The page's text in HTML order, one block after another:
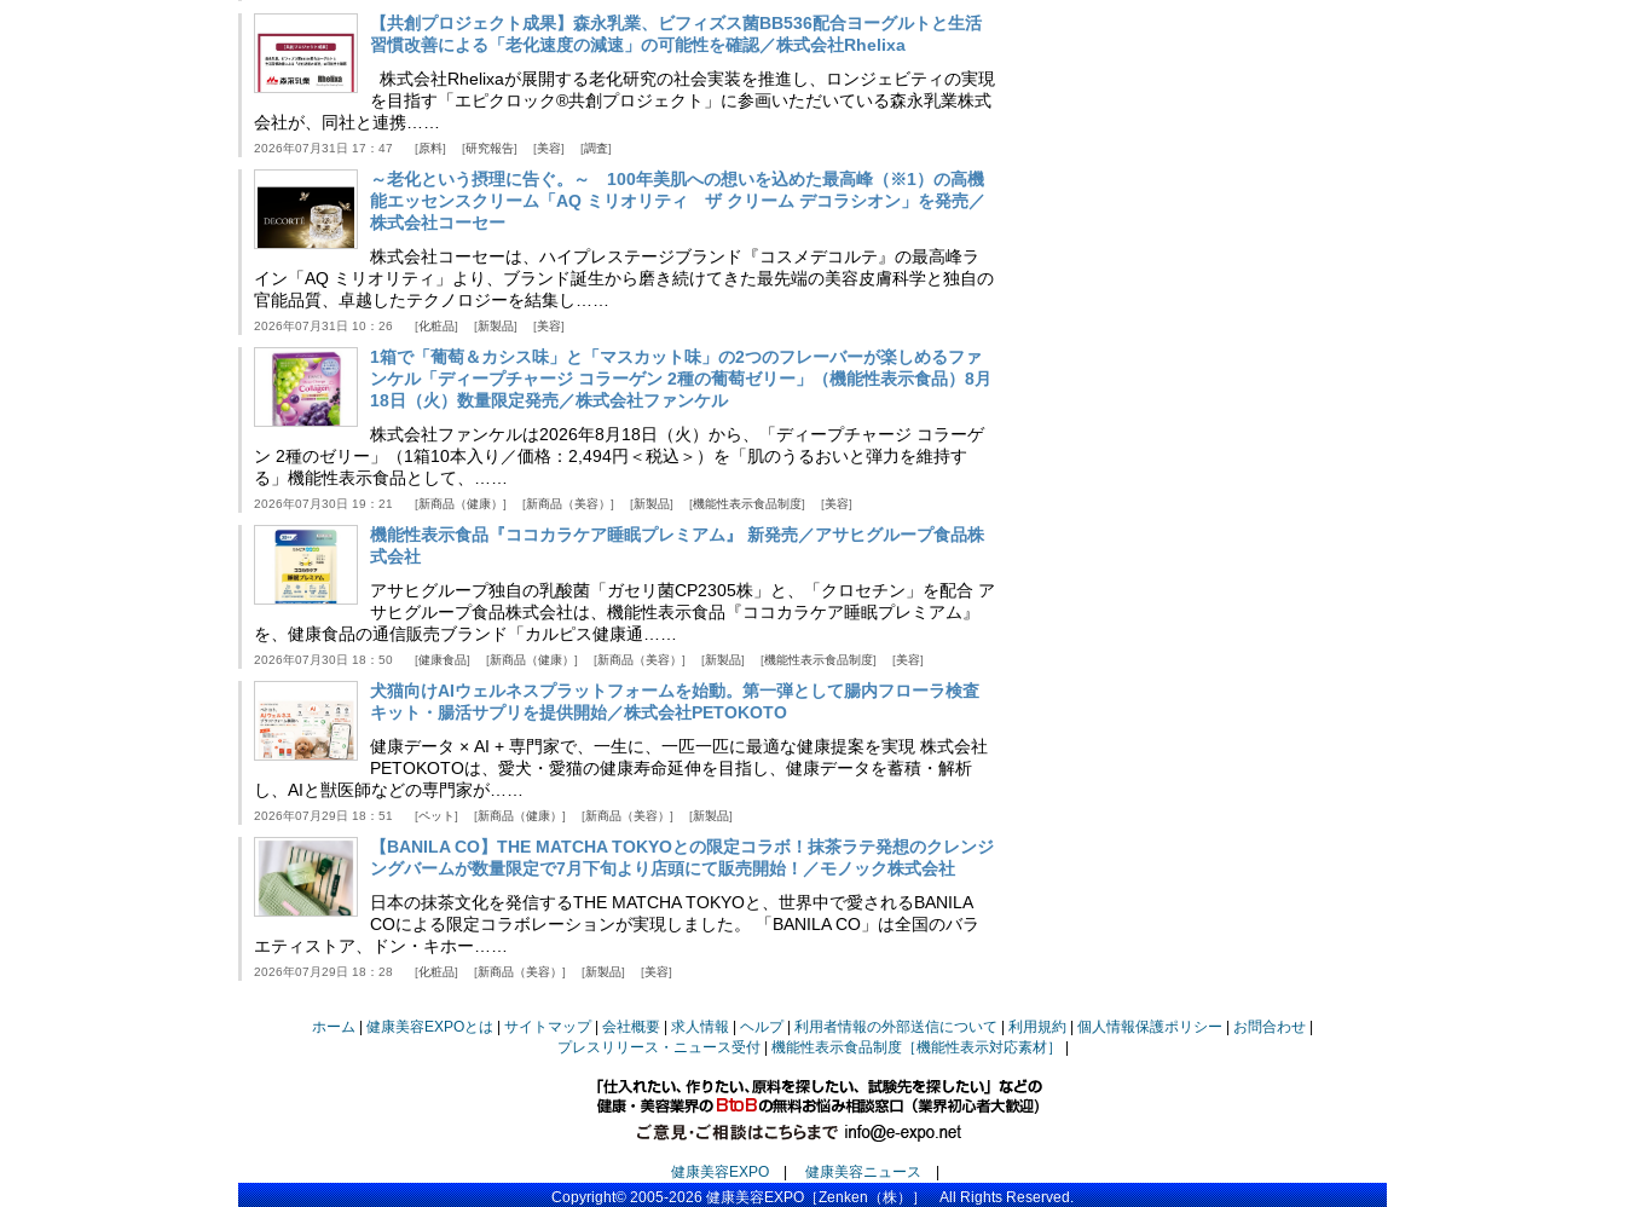
【共創プロジェクト成果】森永乳業、ビフィズス菌BB536配合ヨーグルトと生活
習慣改善による「老化速度の減速」の可能性を確認／株式会社Rhelixa
株式会社Rhelixaが展開する老化研究の社会実装を推進し、ロンジェビティの実現
を目指す「エピクロック®共創プロジェクト」に参画いただいている森永乳業株式
会社が、同社と連携……
2026年07月31日 17：47 原料 研究報告 美容 調査
～老化という摂理に告ぐ。～ 100年美肌への想いを込めた最高峰（※1）の高機
能エッセンスクリーム「AQ ミリオリティ ザ クリーム デコラシオン」を発売／
株式会社コーセー
株式会社コーセーは、ハイプレステージブランド『コスメデコルテ』の最高峰ラ
イン「AQ ミリオリティ」より、ブランド誕生から磨き続けてきた最先端の美容皮膚科学と独自の
官能品質、卓越したテクノロジーを結集し……
2026年07月31日 10：26 化粧品 新製品 美容
1箱で「葡萄＆カシス味」と「マスカット味」の2つのフレーバーが楽しめるファ
ンケル「ディープチャージ コラーゲン 2種の葡萄ゼリー」（機能性表示食品）8月
18日（火）数量限定発売／株式会社ファンケル
株式会社ファンケルは2026年8月18日（火）から、「ディープチャージ コラーゲ
ン 2種のゼリー」（1箱10本入り／価格：2,494円＜税込＞）を「肌のうるおいと弾力を維持す
る」機能性表示食品として、……
2026年07月30日 19：21 新商品（健康） 新商品（美容） 新製品 機能性表示食品制度 美容
機能性表示食品『ココカラケア睡眠プレミアム』 新発売／アサヒグループ食品株
式会社
アサヒグループ独自の乳酸菌「ガセリ菌CP2305株」と、「クロセチン」を配合 ア
サヒグループ食品株式会社は、機能性表示食品『ココカラケア睡眠プレミアム』
を、健康食品の通信販売ブランド「カルピス健康通……
2026年07月30日 18：50 健康食品 新商品（健康） 新商品（美容） 新製品 機能性表示食品制度 美容
犬猫向けAIウェルネスプラットフォームを始動。第一弾として腸内フローラ検査
キット・腸活サプリを提供開始／株式会社PETOKOTO
健康データ × AI + 専門家で、一生に、一匹一匹に最適な健康提案を実現 株式会社
PETOKOTOは、愛犬・愛猫の健康寿命延伸を目指し、健康データを蓄積・解析
し、AIと獣医師などの専門家が……
2026年07月29日 18：51 ペット 新商品（健康） 新商品（美容） 新製品
【BANILA CO】THE MATCHA TOKYOとの限定コラボ！抹茶ラテ発想のクレンジ
ングバームが数量限定で7月下旬より店頭にて販売開始！／モノック株式会社
日本の抹茶文化を発信するTHE MATCHA TOKYOと、世界中で愛されるBANILA
COによる限定コラボレーションが実現しました。 「BANILA CO」は全国のバラ
エティストア、ドン・キホー……
2026年07月29日 18：28 化粧品 新商品（美容） 新製品 美容
ホーム 健康美容EXPOとは サイトマップ 会社概要 求人情報 ヘルプ 利用者情報の外部送信について 利用規約 個人情報保護ポリシー
お問合わせ
プレスリリース・ニュース受付
機能性表示食品制度［機能性表示対応素材］
健康美容EXPO | 健康美容ニュース
|
Copyright© 2005-2026健康美容EXPO［Zenken（株）］ All Rights Reserved.